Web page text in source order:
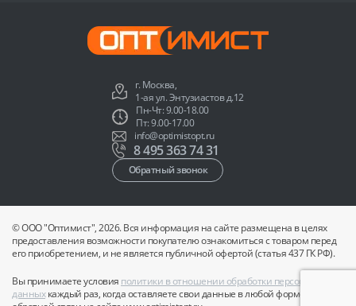
г. Москва,
1-ая ул. Энтузиастов д.12
Пн-Чт: 9.00-18.00
Пт: 9.00-17.00
info@optimistopt.ru
8 495 363 74 31
Обратный звонок
© ООО "Оптимист", 2026. Вся информация на сайте размещена в целях
предоставления возможности покупателю ознакомиться с товаром перед
его приобретением, и не является публичной офертой (статья 437 ГК РФ).
Вы принимаете условия политики в отношении обработки персональных
данныхкаждый раз, когда оставляете свои данные в любой форме